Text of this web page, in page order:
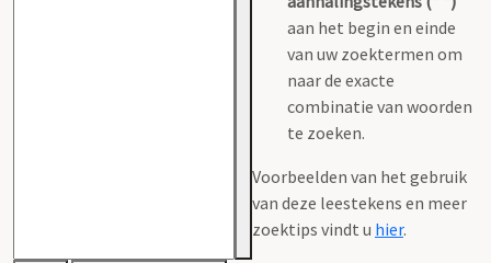
aan het begin en einde
van uw zoektermen om
naar de exacte
combinatie van woorden
te zoeken.
Voorbeelden van het gebruik
van deze leestekens en meer
zoektips vindt u hier.